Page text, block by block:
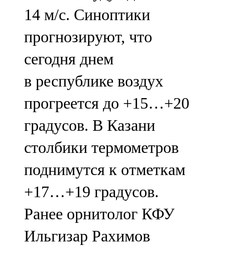
Чүпрәле
91,0 FM
Шәмәрдән
102,3 FM
Яңа чишмә
107,0 FM
Яр Чаллы
105,5 FM
14 м/с. Синоптики
прогнозируют, что
сегодня днем
в республике воздух
прогреется до +15…+20
градусов. В Казани
столбики термометров
поднимутся к отметкам
+17…+19 градусов.
Ранее орнитолог КФУ
Ильгизар Рахимов